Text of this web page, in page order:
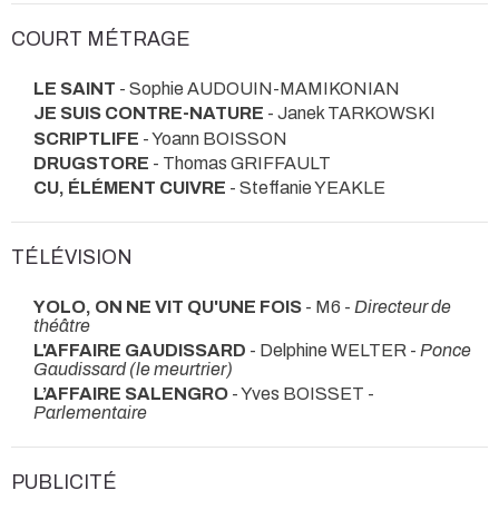
COURT MÉTRAGE
LE SAINT - Sophie AUDOUIN-MAMIKONIAN
JE SUIS CONTRE-NATURE - Janek TARKOWSKI
SCRIPTLIFE - Yoann BOISSON
DRUGSTORE - Thomas GRIFFAULT
CU, ÉLÉMENT CUIVRE - Steffanie YEAKLE
TÉLÉVISION
YOLO, ON NE VIT QU'UNE FOIS - M6 - Directeur de
théâtre
L'AFFAIRE GAUDISSARD - Delphine WELTER - Ponce
Gaudissard (le meurtrier)
L’AFFAIRE SALENGRO - Yves BOISSET -
Parlementaire
PUBLICITÉ